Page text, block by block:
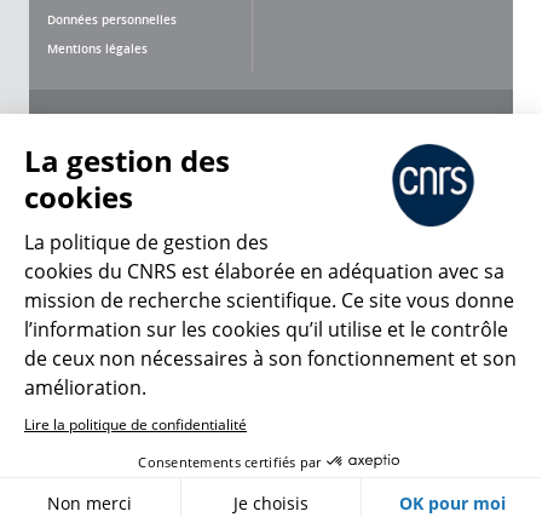
Données personnelles
Mentions légales
CNRS Le Mag
© 2026, CNRS
Créer un compte Se connecter
Gestion des cookies
La gestion des
cookies
La politique de gestion des
cookies du CNRS est élaborée en adéquation avec sa
mission de recherche scientifique. Ce site vous donne
l’information sur les cookies qu’il utilise et le contrôle
de ceux non nécessaires à son fonctionnement et son
amélioration.
Lire la politique de confidentialité
Consentements certifiés par
Non merci Je choisis OK pour moi